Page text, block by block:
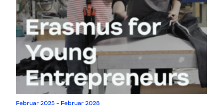
Februar 2025 - Februar 2028